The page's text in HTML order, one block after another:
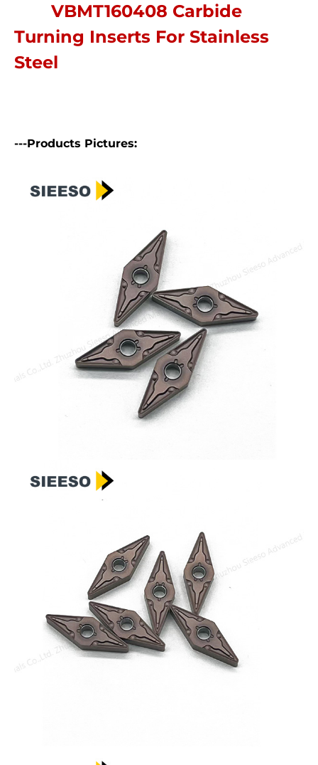
VBMT160408 Carbide
Turning Inserts For Stainless
Steel
---Products Pictures: